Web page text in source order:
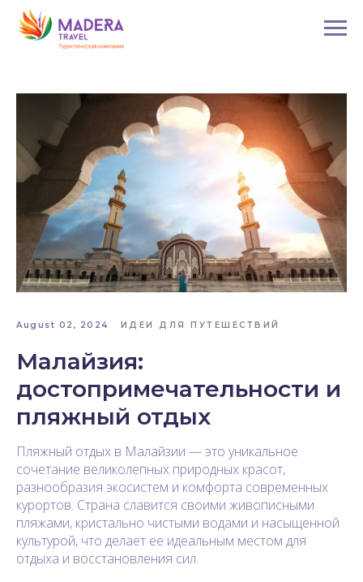
August 02, 2024 ИДЕИ ДЛЯ ПУТЕШЕСТВИЙ
Малайзия:
достопримечательности и
пляжный отдых
Пляжный отдых в Малайзии — это уникальное
сочетание великолепных природных красот,
разнообразия экосистем и комфорта современных
курортов. Страна славится своими живописными
пляжами, кристально чистыми водами и насыщенной
культурой, что делает ее идеальным местом для
отдыха и восстановления сил.